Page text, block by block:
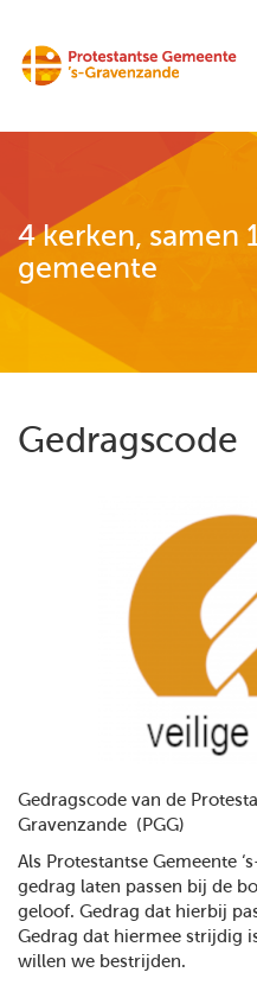
4 kerken, samen
gemeente
Gedragscode
Gedragscode van de
Gravenzande (PGG)
Als Protestantse Gemeente
gedrag laten passen bij de
geloof. Gedrag dat hierbij
Gedrag dat hiermee strijdig
willen we bestrijden.